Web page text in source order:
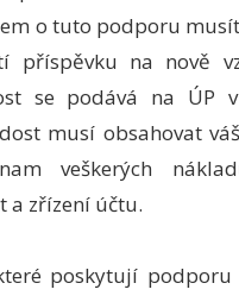
o tuto podporu
příspěvku na nově
se podává na ÚP
musí obsahovat
veškerých
a zřízení účtu.
poskytují